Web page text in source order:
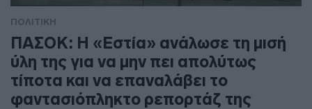
ΠΟΛΙΤΙΚΗ
ΠΑΣΟΚ: Η «Εστία» ανάλωσε τη μισή
ύλη της για να μην πει απολύτως
τίποτα και να επαναλάβει το
φαντασιόπληκτο ρεπορτάζ της